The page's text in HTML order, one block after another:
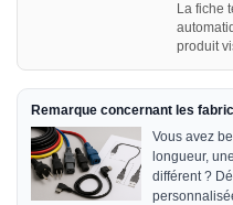
La fiche
produit
Remarque concernant les
Vous avez
longueur,
différent ?